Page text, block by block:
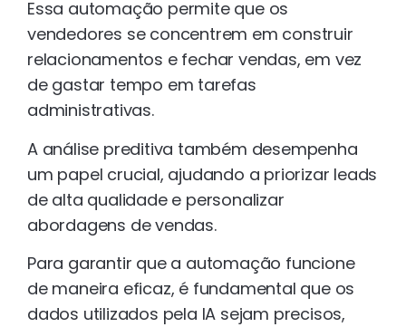
Essa automação permite que os
vendedores se concentrem em construir
relacionamentos e fechar vendas, em vez
de gastar tempo em tarefas
administrativas.
A análise preditiva também desempenha
um papel crucial, ajudando a priorizar leads
de alta qualidade e personalizar
abordagens de vendas.
Para garantir que a automação funcione
de maneira eficaz, é fundamental que os
dados utilizados pela IA sejam precisos,